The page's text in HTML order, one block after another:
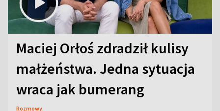
Maciej Orłoś zdradził kulisy
małżeństwa. Jedna sytuacja
wraca jak bumerang
Rozmowy